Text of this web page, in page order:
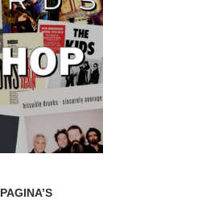
PAGINA’S